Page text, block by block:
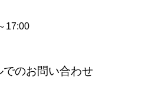
17:00
でのお問い合わせ